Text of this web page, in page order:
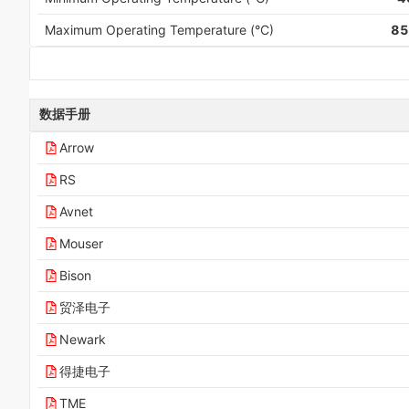
Maximum Operating Temperature (°C) 85
数据手册
Arrow
RS
Avnet
Mouser
Bison
贸泽电子
Newark
得捷电子
TME